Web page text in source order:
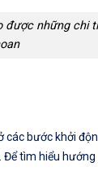
được những chi
bước khởi
tìm hiểu